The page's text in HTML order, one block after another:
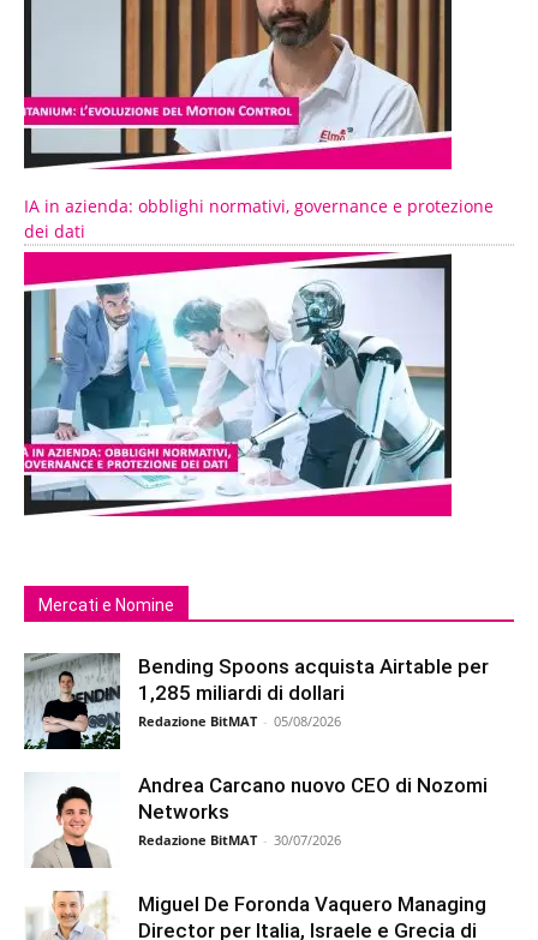
IA in azienda: obblighi normativi, governance e protezione
dei dati
Mercati e Nomine
Bending Spoons acquista Airtable per
1,285 miliardi di dollari
Redazione BitMAT - 05/08/2026
Andrea Carcano nuovo CEO di Nozomi
Networks
Redazione BitMAT - 30/07/2026
Miguel De Foronda Vaquero Managing
Director per Italia, Israele e Grecia di